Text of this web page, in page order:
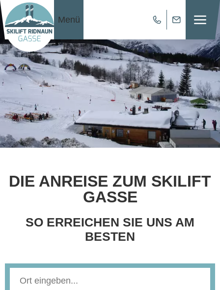
Menü
DIE ANREISE ZUM SKILIFT
GASSE
SO ERREICHEN SIE UNS AM
BESTEN